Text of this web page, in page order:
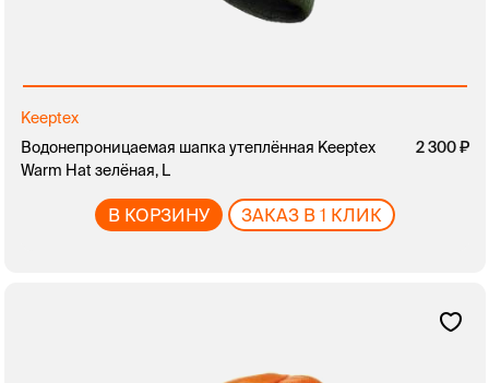
Keeptex
Водонепроницаемая шапка утеплённая Keeptex
Warm Hat зелёная, L
2 300
В КОРЗИНУ ЗАКАЗ В 1 КЛИК